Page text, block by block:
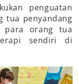
penguatan
tua penyandang
para orang tua
sendiri di